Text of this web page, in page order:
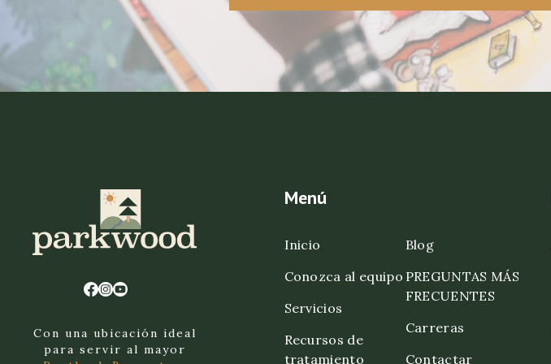
Con una ubicación ideal
para servir al mayor
Menú
Inicio
Conozca al equipo
Servicios
Recursos de
tratamiento
Blog
PREGUNTAS MÁS
FRECUENTES
Carreras
Contactar